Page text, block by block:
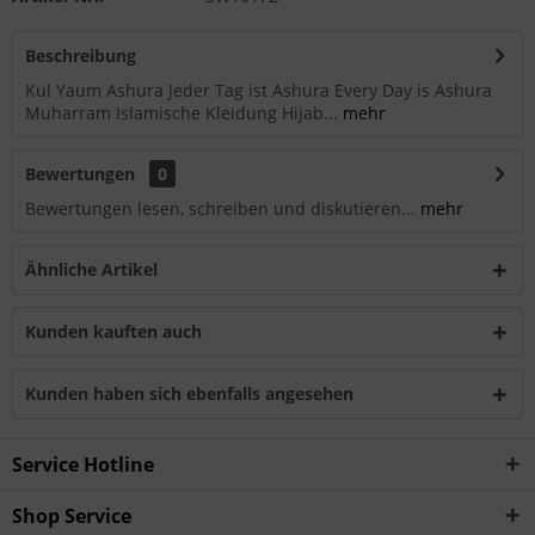
Beschreibung
Kul Yaum Ashura Jeder Tag ist Ashura Every Day is Ashura
Muharram Islamische Kleidung Hijab... mehr
Bewertungen
0
Bewertungen lesen, schreiben und diskutieren... mehr
Ähnliche Artikel
Kunden kauften auch
Kunden haben sich ebenfalls angesehen
Service Hotline
Shop Service